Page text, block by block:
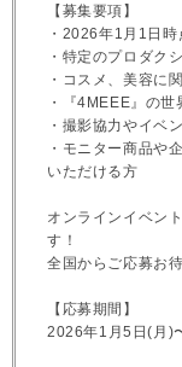
【募集要項】
・2026年1月1日
・特定のプロダク
・コスメ、美容に
・『4MEEE』の
・撮影協力やイベ
・モニター商品や
いただける方
オンラインイベン
す！
全国からご応募お
【応募期間】
2026年1月5日(月)